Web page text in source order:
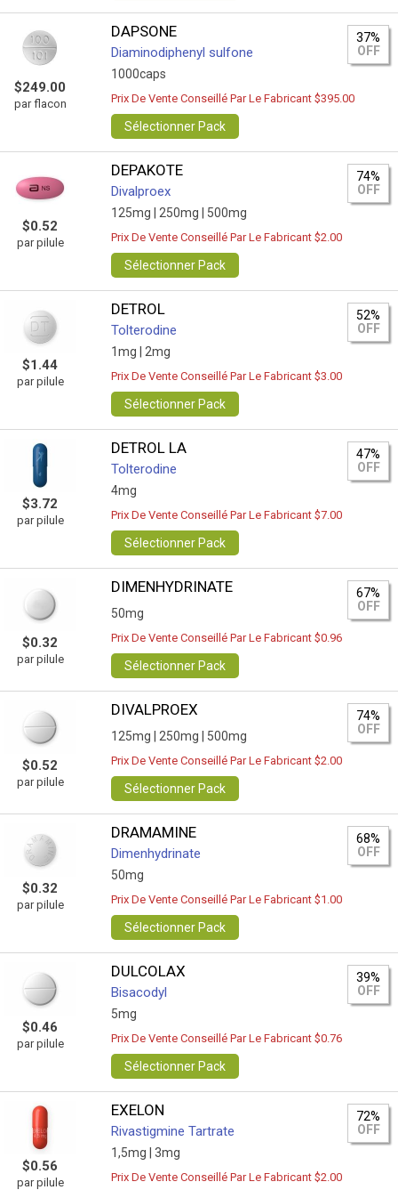
$249.00
par flacon
DAPSONE
Diaminodiphenyl sulfone
1000caps
37%
OFF
Prix De Vente Conseillé Par Le Fabricant $395.00
Sélectionner Pack
$0.52
par pilule
DEPAKOTE
Divalproex
125mg | 250mg | 500mg
74%
OFF
Prix De Vente Conseillé Par Le Fabricant $2.00
Sélectionner Pack
$1.44
par pilule
DETROL
Tolterodine
1mg | 2mg
52%
OFF
Prix De Vente Conseillé Par Le Fabricant $3.00
Sélectionner Pack
$3.72
par pilule
DETROL LA
Tolterodine
4mg
47%
OFF
Prix De Vente Conseillé Par Le Fabricant $7.00
Sélectionner Pack
$0.32
par pilule
DIMENHYDRINATE
50mg
67%
OFF
Prix De Vente Conseillé Par Le Fabricant $0.96
Sélectionner Pack
$0.52
par pilule
DIVALPROEX
125mg | 250mg | 500mg
74%
OFF
Prix De Vente Conseillé Par Le Fabricant $2.00
Sélectionner Pack
$0.32
par pilule
DRAMAMINE
Dimenhydrinate
50mg
68%
OFF
Prix De Vente Conseillé Par Le Fabricant $1.00
Sélectionner Pack
$0.46
par pilule
DULCOLAX
Bisacodyl
5mg
39%
OFF
Prix De Vente Conseillé Par Le Fabricant $0.76
Sélectionner Pack
$0.56
par pilule
EXELON
Rivastigmine Tartrate
1,5mg | 3mg
72%
OFF
Prix De Vente Conseillé Par Le Fabricant $2.00